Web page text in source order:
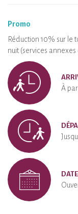
Promo
Réduction 10% sur le
nuit (services annexes
À